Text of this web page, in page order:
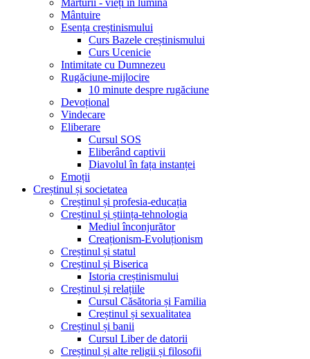
Mărturii - vieți în lumină
Mântuire
Esența creștinismului
Curs Bazele creștinismului
Curs Ucenicie
Intimitate cu Dumnezeu
Rugăciune-mijlocire
10 minute despre rugăciune
Devoțional
Vindecare
Eliberare
Cursul SOS
Eliberând captivii
Diavolul în fața instanței
Emoții
Creștinul și societatea
Creștinul și profesia-educația
Creștinul și știința-tehnologia
Mediul înconjurător
Creaționism-Evoluționism
Creștinul și statul
Creștinul și Biserica
Istoria creștinismului
Creștinul și relațiile
Cursul Căsătoria și Familia
Creștinul și sexualitatea
Creștinul și banii
Cursul Liber de datorii
Creștinul și alte religii și filosofii